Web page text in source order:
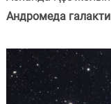
Андромеда